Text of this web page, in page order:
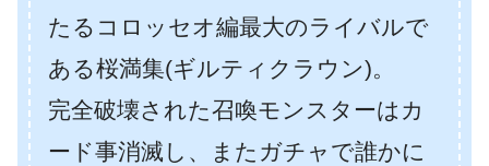
たるコロッセオ編最大のライバルで
ある桜満集(ギルティクラウン)。
完全破壊された召喚モンスターはカ
ード事消滅し、またガチャで誰かに